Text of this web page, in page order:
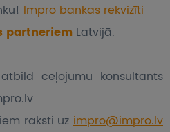
Impro bankas rekvizīti
partneriem Latvijā.
ceļojumu konsultants
raksti uz impro@impro.lv